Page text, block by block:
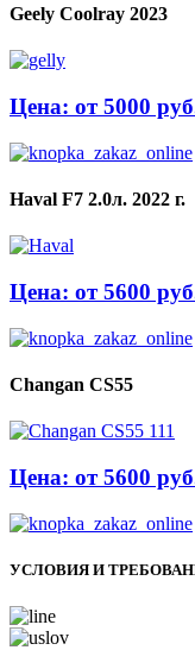
Geely Coolray 2023
Цена: от 5000
Haval F7 2.0л. 2022 г.
Цена: от 5600
Changan CS55
Цена: от 5600
УСЛОВИЯ И